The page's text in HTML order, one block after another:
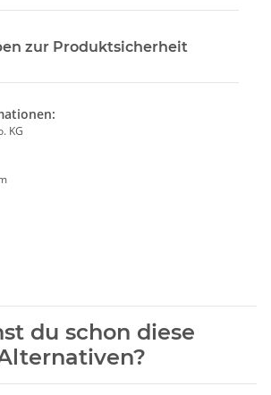
zur Produktsicherheit
KG
du schon diese